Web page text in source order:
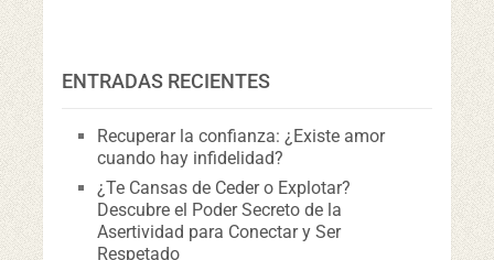
ENTRADAS RECIENTES
Recuperar la confianza: ¿Existe amor
cuando hay infidelidad?
¿Te Cansas de Ceder o Explotar?
Descubre el Poder Secreto de la
Asertividad para Conectar y Ser
Respetado